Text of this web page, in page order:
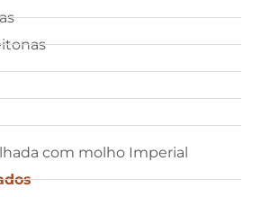
com molho Imperial